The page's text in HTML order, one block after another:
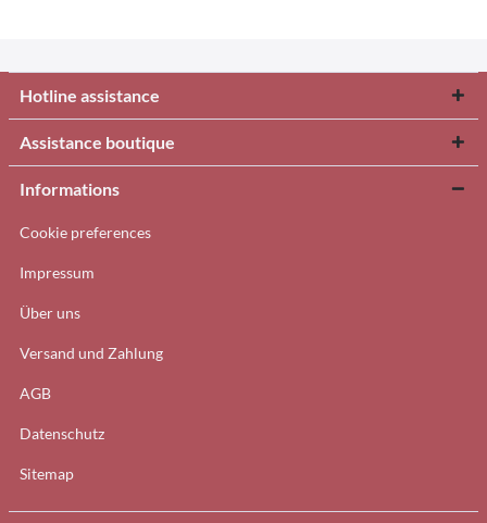
Hotline assistance
Assistance boutique
Informations
Cookie preferences
Impressum
Über uns
Versand und Zahlung
AGB
Datenschutz
Sitemap